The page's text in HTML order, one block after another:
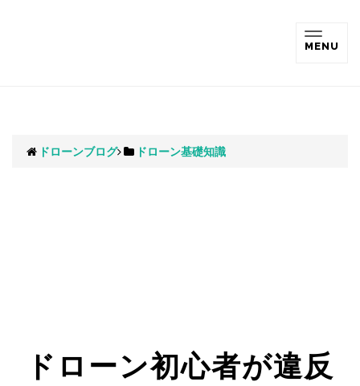
MENU
ドローンブログ ドローン基礎知識
ドローン初心者が違反